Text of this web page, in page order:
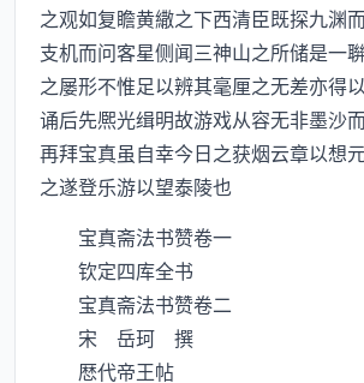
之观如复瞻黄繖之下西清臣既探九渊
支机而问客星侧闻三神山之所储是一
之屡形不惟足以辨其毫厘之无差亦得
诵后先熈光缉明故游戏从容无非墨沙
再拜宝真虽自幸今日之获烟云章以想
之遂登乐游以望泰陵也
宝真斋法书赞卷一
钦定四库全书
宝真斋法书赞卷二
宋 岳珂 撰
厯代帝王帖